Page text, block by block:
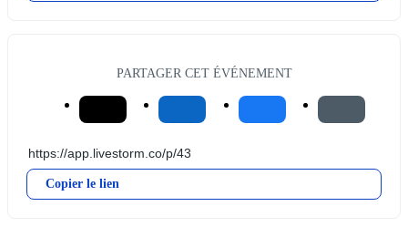
PARTAGER CET ÉVÉNEMENT
Copier le lien